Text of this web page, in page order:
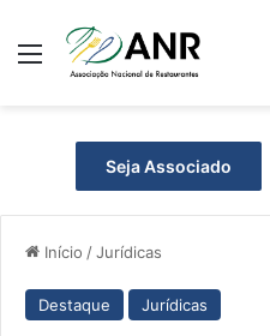
Menu
Seja Associado
Início /Jurídicas
Destaque Jurídicas